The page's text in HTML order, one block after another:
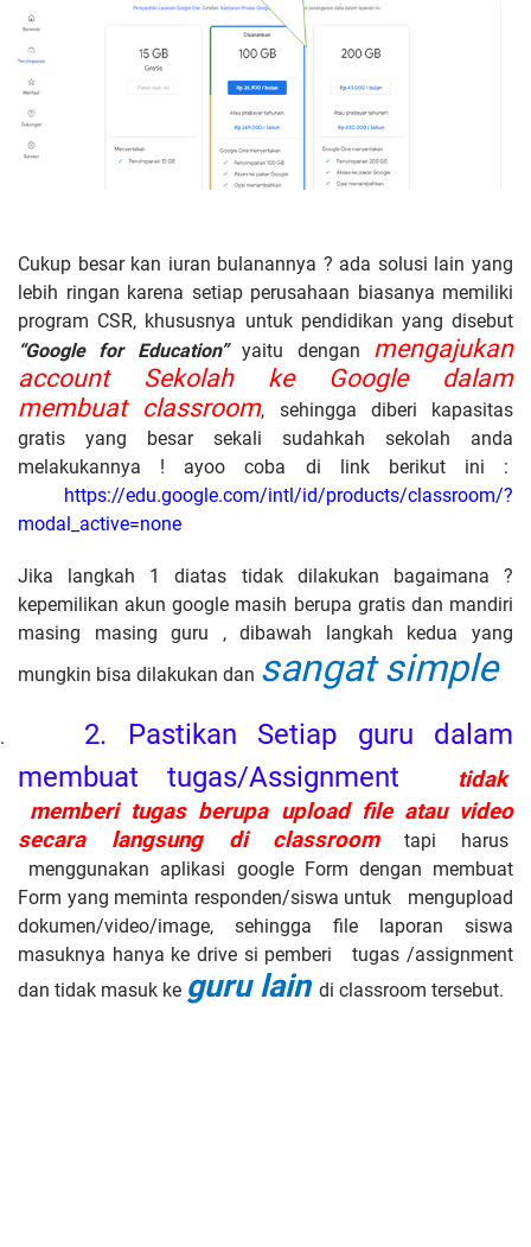
Cukup besar kan iuran bulanannya ? ada solusi lain yang
lebih ringan karena setiap perusahaan biasanya memiliki
program CSR, khususnya untuk pendidikan yang disebut
“Google for Education”yaitu dengan mengajukan
account Sekolah ke Google dalam
membuat classroom, sehingga diberi kapasitas
gratis yang besar sekali sudahkah sekolah anda
melakukannya ! ayoo coba di link berikut ini :
https://edu.google.com/intl/id/products/classroom/?
modal_active=none
Jika langkah 1 diatas tidak dilakukan bagaimana ?
kepemilikan akun google masih berupa gratis dan mandiri
masing masing guru , dibawah langkah kedua yang
mungkin bisa dilakukan dan sangat simple
2. Pastikan Setiap guru dalam
membuat tugas/Assignment
tidak
memberi tugas berupa upload file atau video
secara langsung di classroomtapi harus
menggunakan aplikasi google Form dengan membuat
Form yang meminta responden/siswa untuk mengupload
dokumen/video/image, sehingga file laporan siswa
masuknya hanya ke drive si pemberi tugas /assignment
dan tidak masuk ke guru lain di classroom tersebut.